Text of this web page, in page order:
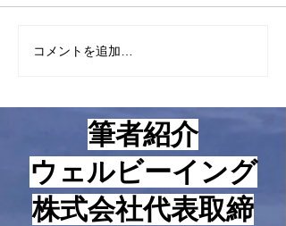
心構えにあるように感じてい
ないと上手くいかないのも事
実です。 という訳で、本日
は起業家が知っておくべき５
つの数字についてお話をさせ
て頂きます。 まず、基本的
な考え方についてお話をさせ
コメントを追加…
筆者紹介
​ウェルビーイング
株式会社代表取締